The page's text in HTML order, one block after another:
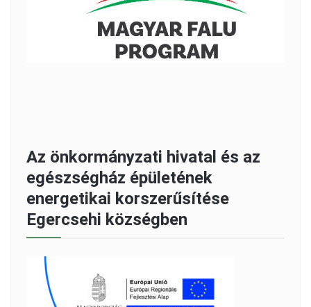
Az önkormányzati hivatal és az
egészségház épületének
energetikai korszerűsítése
Egercsehi községben